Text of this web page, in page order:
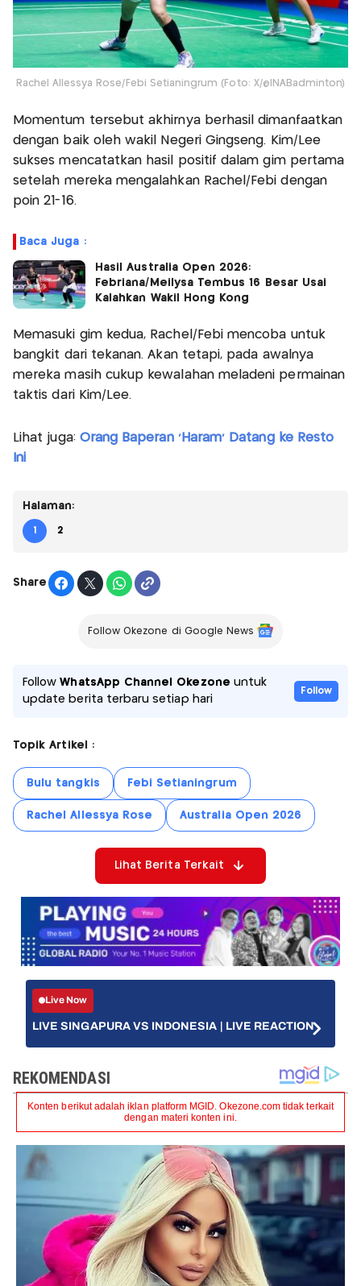
Rachel Allessya Rose/Febi Setianingrum (Foto: X/@INABadminton)
Momentum tersebut akhirnya berhasil dimanfaatkan
dengan baik oleh wakil Negeri Gingseng. Kim/Lee
sukses mencatatkan hasil positif dalam gim pertama
setelah mereka mengalahkan Rachel/Febi dengan
poin 21-16.
Baca Juga :
Hasil Australia Open 2026:
Febriana/Meilysa Tembus 16 Besar Usai
Kalahkan Wakil Hong Kong
Memasuki gim kedua, Rachel/Febi mencoba untuk
bangkit dari tekanan. Akan tetapi, pada awalnya
mereka masih cukup kewalahan meladeni permainan
taktis dari Kim/Lee.
Lihat juga: Orang Baperan 'Haram' Datang ke Resto
Ini
Halaman:
1 2
Share
Follow Okezone di Google News
FollowWhatsApp Channel Okezone untuk
update berita terbaru setiap hari
Follow
Topik Artikel :
Bulu tangkis Febi Setianingrum
Rachel Allessya Rose Australia Open 2026
Lihat Berita Terkait
Live Now
LIVE SINGAPURA VS INDONESIA | LIVE REACTION